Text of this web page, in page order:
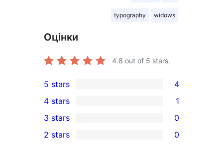
typography widows
Оцінки
4.8 out of 5 stars.
4
5-
star
reviews
5 stars 4
4-
star
4 stars 1
0
3-
3 stars 0
2 stars 0